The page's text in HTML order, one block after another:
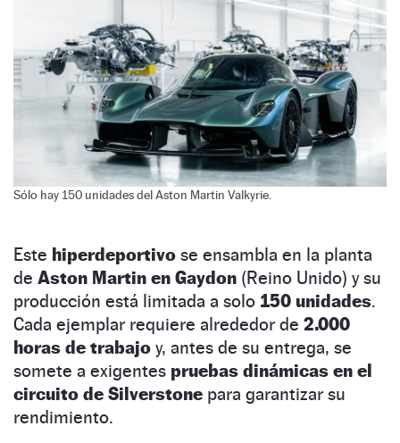
Sólo hay 150 unidades del Aston Martin Valkyrie.
Este hiperdeportivo se ensambla en la planta
de Aston Martin en Gaydon (Reino Unido) y su
producción está limitada a solo 150 unidades.
Cada ejemplar requiere alrededor de 2.000
horas de trabajo y, antes de su entrega, se
somete a exigentes pruebas dinámicas en el
circuito de Silverstone para garantizar su
rendimiento.